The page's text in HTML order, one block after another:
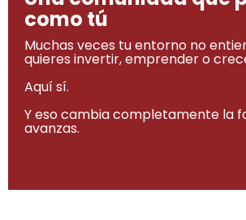
como tú
Muchas veces tu entorno no
quieres invertir, emprender o
Aquí sí.
Y eso cambia completamente la
avanzas.